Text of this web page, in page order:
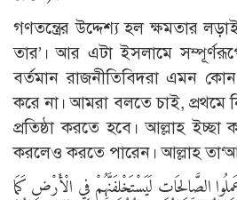
গণতন্ত্রের উদ্দেশ্য হল ক্ষমতার
তার’। আর এটা ইসলামে
বর্তমান রাজনীতিবিদরা এমন
করে না। আমরা বলতে চাই, প্রথমে
প্রতিষ্ঠা করতে হবে। আল্লাহ
করলেও করতে পারেন। আল্লাহ
الصَّالِحَاتِ لَيَسْتَخْلِفَنَّهُمْ فِي الْأَرْضِ كَمَا